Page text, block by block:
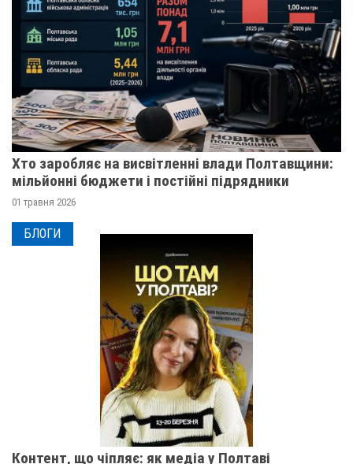
Хто заробляє на висвітленні влади Полтавщини:
мільйонні бюджети і постійні підрядники
01 травня 2026
БЛОГИ
Контент, що чіпляє: як медіа у Полтаві